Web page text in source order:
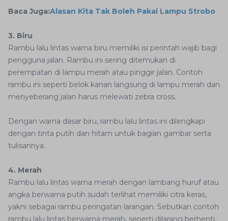
Baca Juga:Alasan Kita Tak Boleh Pakai Lampu Strobo
3. Biru
Rambu lalu lintas warna biru memiliki isi perintah wajib bagi
pengguna jalan. Rambu ini sering ditemukan di
perempatan di lampu merah atau pinggir jalan. Contoh
rambu ini seperti belok kanan langsung di lampu merah dan
menyeberang jalan harus melewati zebra cross.
Dengan warna dasar biru, rambu lalu lintas ini dilengkapi
dengan tinta putih dan hitam untuk bagian gambar serta
tulisannya.
4. Merah
Rambu lalu lintas warna merah dengan lambang huruf atau
angka berwarna putih sudah terlihat memiliki citra keras,
yakni sebagai rambu peringatan larangan. Sebutkan contoh
rambu lalu lintas berwarna merah, seperti dilarang berhenti,